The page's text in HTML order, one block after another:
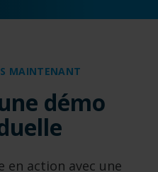
MAINTENANT
démo
en action avec une